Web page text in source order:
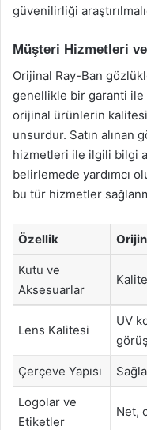
güvenilirliği
Müşteri Hizmetleri
Orijinal Ray-Ban
genellikle bir garanti
orijinal ürünlerin
unsurdur. Satın alınan
hizmetleri ile ilgili bilgi
belirlemede yardımcı
bu tür hizmetler
Özellik
Kutu ve
Aksesuarlar
Lens Kalitesi
UV
görüş
Çerçeve Yapısı
Logolar ve
Etiketler
Net,